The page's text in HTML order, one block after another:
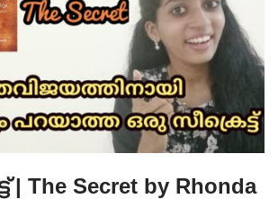
| The Secret by Rhonda